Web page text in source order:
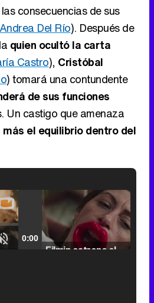
consecuencias de sus
Andrea Del Río). Después de
quien ocultó la carta
Castro), Cristóbal
) tomará una contundente
de sus funciones
Un castigo que amenaza
el equilibrio dentro del
Current
0:00 / Duration
2:24 Remaining
2:24
Picture-